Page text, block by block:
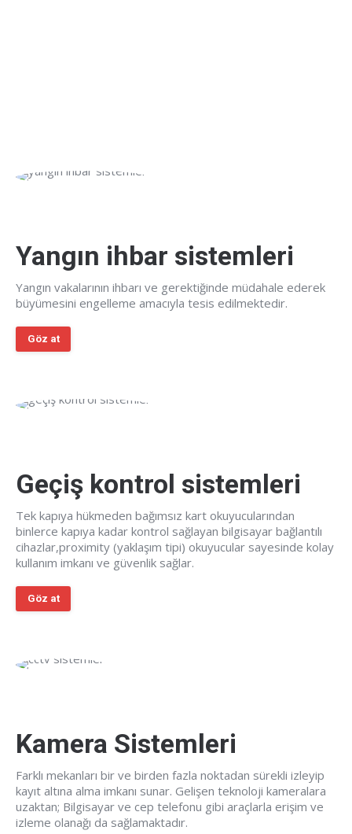
Yangın ihbar sistemleri
Yangın vakalarının ihbarı ve gerektiğinde müdahale ederek
büyümesini engelleme amacıyla tesis edilmektedir.
Göz at
Geçiş kontrol sistemleri
Tek kapıya hükmeden bağımsız kart okuyucularından
binlerce kapıya kadar kontrol sağlayan bilgisayar bağlantılı
cihazlar,proximity (yaklaşım tipi) okuyucular sayesinde kolay
kullanım imkanı ve güvenlik sağlar.
Göz at
Kamera Sistemleri
Farklı mekanları bir ve birden fazla noktadan sürekli izleyip
kayıt altına alma imkanı sunar. Gelişen teknoloji kameralara
uzaktan; Bilgisayar ve cep telefonu gibi araçlarla erişim ve
izleme olanağı da sağlamaktadır.